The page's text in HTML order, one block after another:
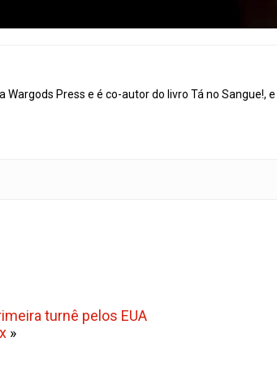
Press e é co-autor do livro Tá no Sangue!,
turnê pelos EUA
»